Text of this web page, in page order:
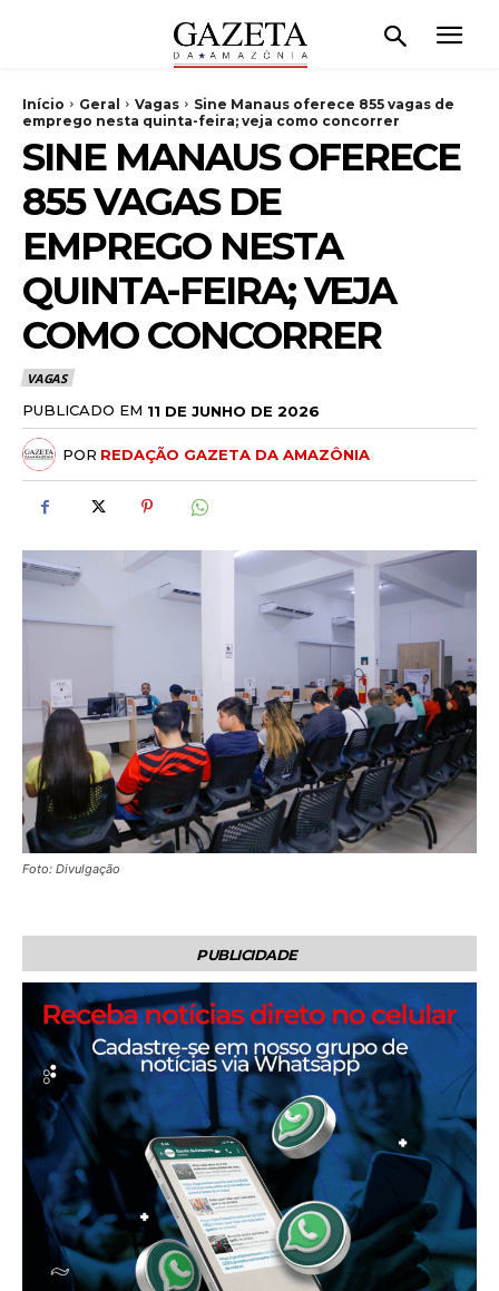
Início Geral Vagas
Sine Manaus oferece 855 vagas de
emprego nesta quinta-feira; veja como concorrer
SINE MANAUS OFERECE
855 VAGAS DE
EMPREGO NESTA
QUINTA-FEIRA; VEJA
COMO CONCORRER
VAGAS
PUBLICADO EM 11 DE JUNHO DE 2026
POR REDAÇÃO GAZETA DA AMAZÔNIA
Foto: Divulgação
PUBLICIDADE